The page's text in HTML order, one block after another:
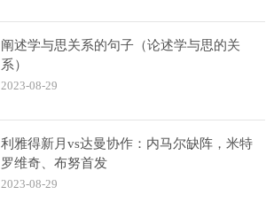
阐述学与思关系的句子（论述学与思的关
系）
2023-08-29
利雅得新月vs达曼协作：内马尔缺阵，米特
罗维奇、布努首发
2023-08-29